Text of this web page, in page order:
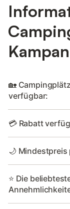
🏡
verfügbar:
💳 Rabatt
🌙
⭐ Die